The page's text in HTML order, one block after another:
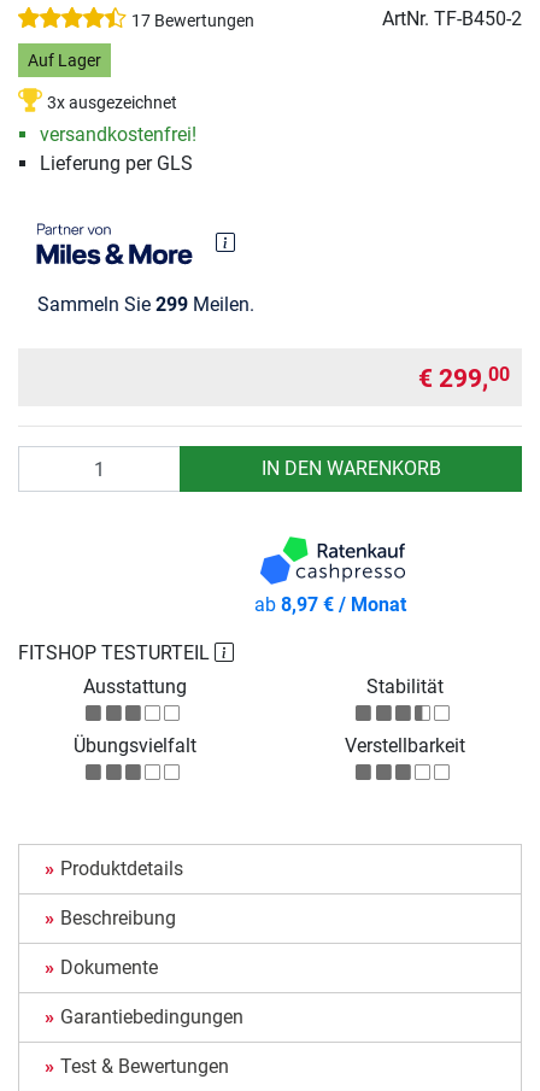
17 Bewertungen ArtNr. TF-B450-2
Auf Lager
3x ausgezeichnet
versandkostenfrei!
Lieferung per GLS
Sammeln Sie 299 Meilen.
€ 299,00
IN DEN WARENKORB
FITSHOP TESTURTEIL
Ausstattung
Stabilität
Übungsvielfalt Verstellbarkeit
ab8,97 € / Monat
Produktdetails
Beschreibung
Dokumente
Garantiebedingungen
Test & Bewertungen